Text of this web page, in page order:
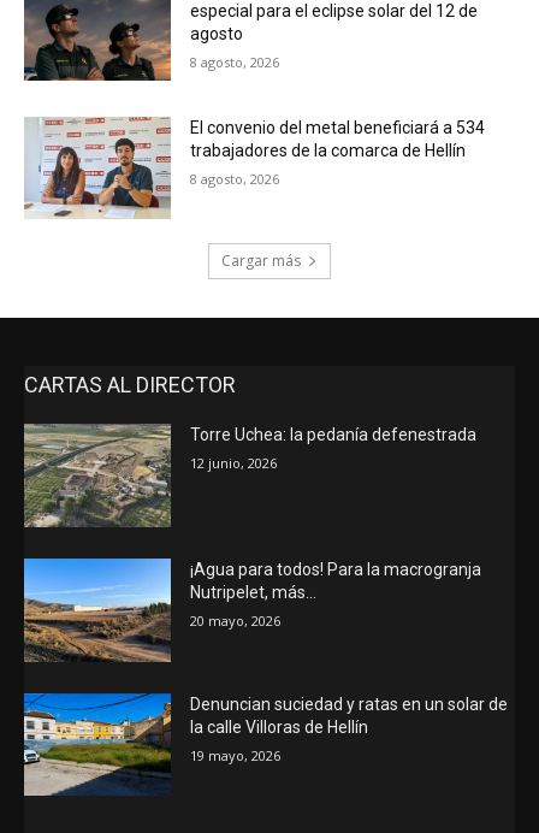
especial para el eclipse solar del 12 de
agosto
8 agosto, 2026
El convenio del metal beneficiará a 534
trabajadores de la comarca de Hellín
8 agosto, 2026
Cargar más
CARTAS AL DIRECTOR
Torre Uchea: la pedanía defenestrada
12 junio, 2026
¡Agua para todos! Para la macrogranja
Nutripelet, más…
20 mayo, 2026
Denuncian suciedad y ratas en un solar de
la calle Villoras de Hellín
19 mayo, 2026